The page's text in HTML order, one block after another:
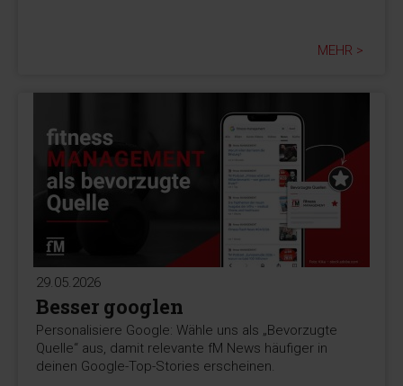
MEHR >
29.05.2026
Besser googlen
Personalisiere Google: Wähle uns als „Bevorzugte
Quelle“ aus, damit relevante fM News häufiger in
deinen Google-Top-Stories erscheinen.